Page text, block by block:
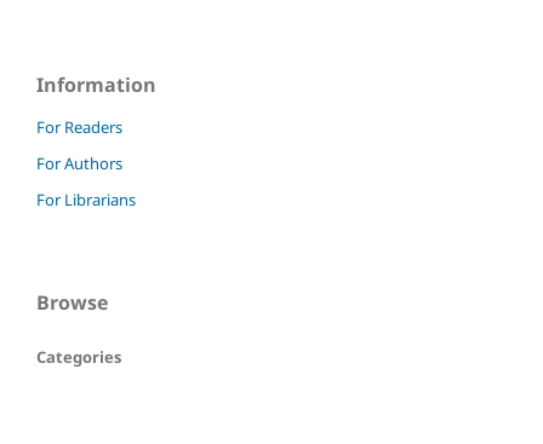
Information
For Readers
For Authors
For Librarians
Browse
Categories